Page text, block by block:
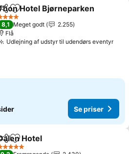
Del Føj til favoritter
Hotel Bjørneparken
Stjerner
8,1 Meget godt
2.255
Flå
Udlejning af udstyr til udendørs eventyr
Se priser
Føj til favoritter
Hotel
Stjerner